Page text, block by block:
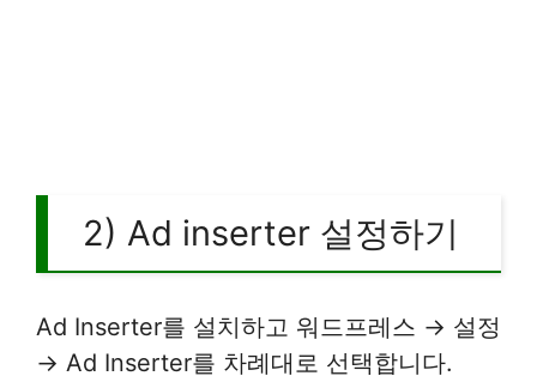
2) Ad inserter 설정하기
Ad Inserter를 설치하고 워드프레스 → 설정
→ Ad Inserter를 차례대로 선택합니다.